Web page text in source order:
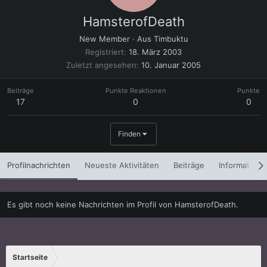
HamsterofDeath
New Member · Aus Timbuktu
Registriert 18. März 2003
Zuletzt angesehen 10. Januar 2005
Beiträge
17
Punkte Reaktionen
0
Punkte
0
Finden
Profilnachrichten Neueste Aktivitäten Beiträge
Es gibt noch keine Nachrichten im Profil von HamsterofDeath.
Startseite